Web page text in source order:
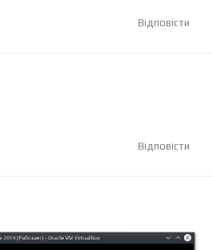
Відповісти
Відповісти